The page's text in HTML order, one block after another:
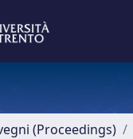
(Proceedings)